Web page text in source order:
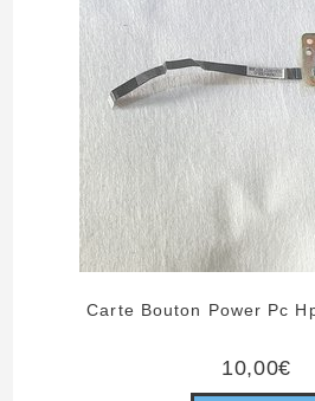
Carte Bouton Power Pc
10,00€